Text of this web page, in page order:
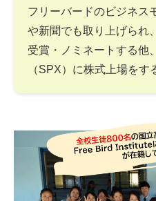
フリーバードのビジネス
や新聞でも取り上げられ
受賞・ノミネートする他
（SPX）に株式上場をす